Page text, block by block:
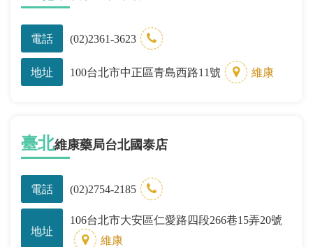
電話 (02)2361-3623
地址 100台北市中正區青島西路11號 維康
臺北維康藥局台北國泰店
電話 (02)2754-2185
地址
106台北市大安區仁愛路四段266巷15弄20號
維康